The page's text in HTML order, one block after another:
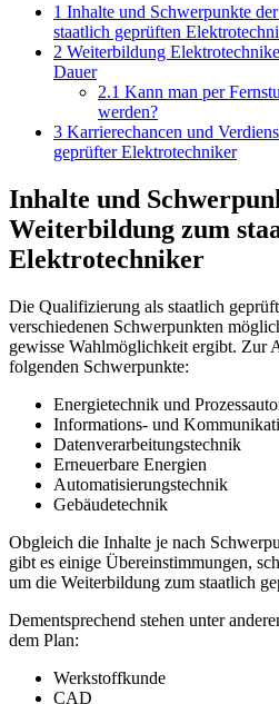
1 Inhalte und Schwerpunkte
staatlich geprüften
2 Weiterbildung
Dauer
2.1 Kann man per
werden?
3 Karrierechancen und
geprüfter Elektrotechniker
Inhalte und
Weiterbildung zum
Elektrotechniker
Die Qualifizierung als staatlich
verschiedenen Schwerpunkten
gewisse Wahlmöglichkeit ergibt. Zur
folgenden Schwerpunkte:
Energietechnik und
Informations- und
Datenverarbeitungstechnik
Erneuerbare Energien
Automatisierungstechnik
Gebäudetechnik
Obgleich die Inhalte je nach
gibt es einige Übereinstimmungen,
um die Weiterbildung zum staatlich
Dementsprechend stehen unter
dem Plan:
Werkstoffkunde
CAD